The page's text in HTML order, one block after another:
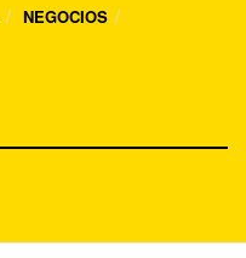
NEGOCIOS